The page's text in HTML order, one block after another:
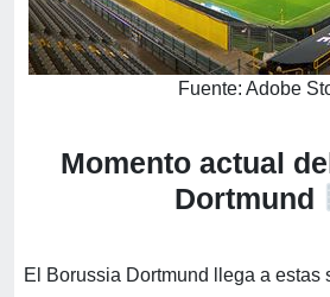
Fuente: Adobe
Momento actual
Dortmund
El Borussia Dortmund llega a estas